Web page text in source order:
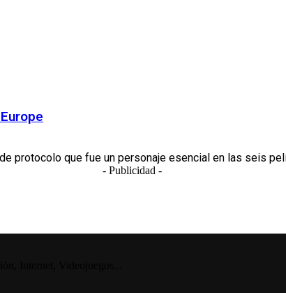
protocolo que fue un personaje esencial en las seis
- Publicidad -